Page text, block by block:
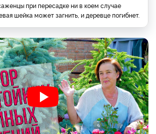
при пересадке ни в коем случае
шейка может загнить, и деревце погибнет.